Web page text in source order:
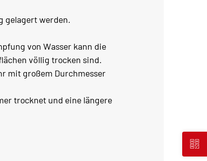
gelagert werden.
von Wasser kann die
völlig trocken sind.
mit großem Durchmesser
trocknet und eine längere